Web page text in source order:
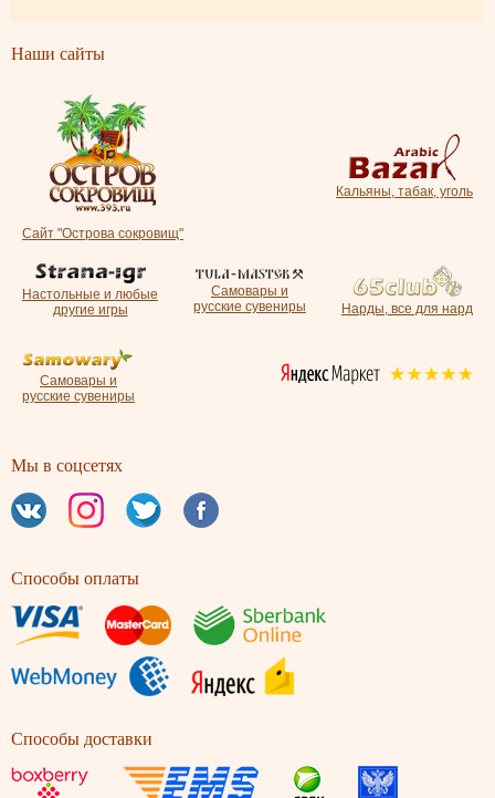
Наши сайты
Сайт "Острова сокровищ"
Кальяны, табак, уголь
Настольные и любые
другие игры
Самовары и
русские сувениры
Нарды, все для нард
Самовары и
русские сувениры
Мы в соцсетях
Способы оплаты
Способы доставки